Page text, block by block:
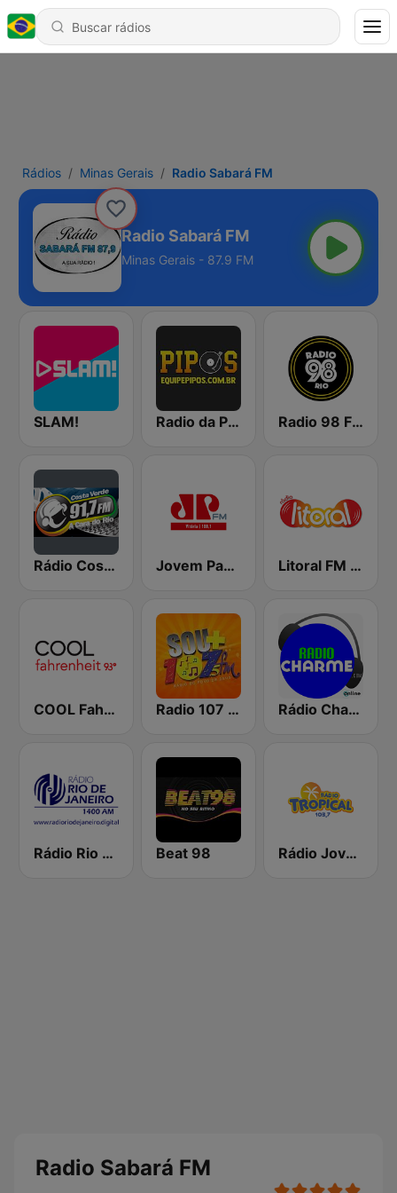
Rádios Minas Gerais Radio Sabará FM
Radio Sabará FM
Minas Gerais - 87.9 FM
SLAM! Radio da Pipo's Radio 98 FM 98.1 Rio
Rádio Costa Verde FM 91.7 Jovem Pan FM Vitória Litoral FM - Vitória
COOL Fahrenheit 93 FM Radio 107 FM Rádio Charme
Rádio Rio de Janeiro 1400 AM Beat 98 Rádio Jovem Tropical
Radio Sabará FM